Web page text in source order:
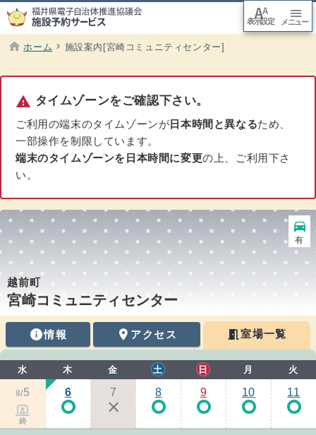
font_adjuster
表示設定
menu
メニュー
home ホーム chevron_right 施設案内[宮崎コミュニティセンター]
warning タイムゾーンをご確認下さい。
ご利用の端末のタイムゾーンが 日本時間と異なるため、
一部操作を制限しています。
端末のタイムゾーンを日本時間に変更の上、ご利用下さ
い。
越前町
宮崎コミュニティセンター
directions_car
有
info情報 place アクセス meeting_room室場一覧
情報
水 木 金 土 日 月 火
8/5
contact_reservation
終
6
trip_origin
7
close
8
trip_origin
9
trip_origin
10
trip_origin
11
trip_origin